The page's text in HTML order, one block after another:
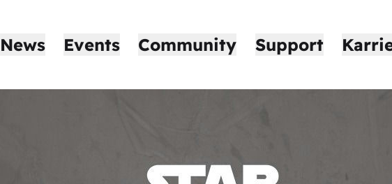
News Events Community Support